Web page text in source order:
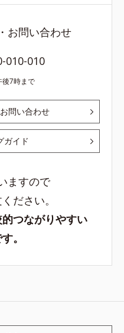
お問い合わせ
010-010
後7時まで
問い合わせ
ガイド
ますので
ださい。
つながりやすい
。